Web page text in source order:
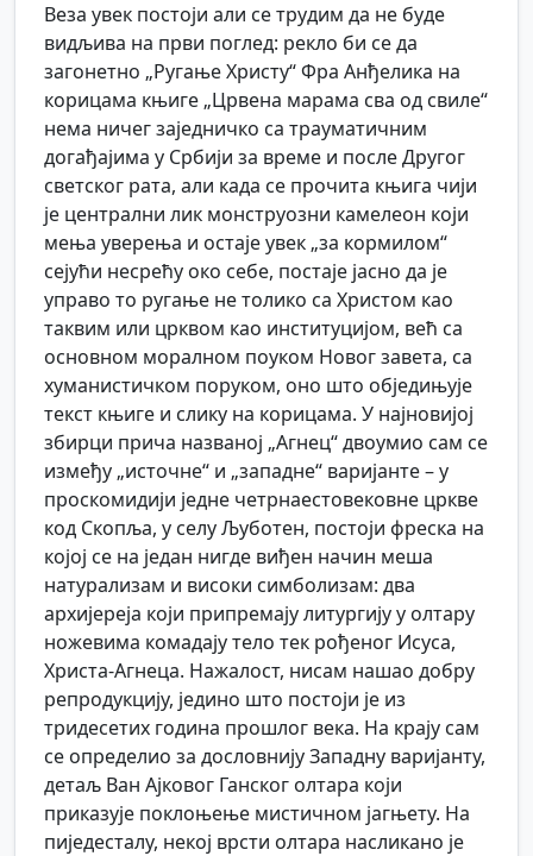
Веза увек постоји али се трудим да не буде
видљива на први поглед: рекло би се да
загонетно „Ругање Христу“ Фра Анђелика на
корицама књиге „Црвена марама сва од свиле“
нема ничег заједничко са трауматичним
догађајима у Србији за време и после Другог
светског рата, али када се прочита књига чији
је централни лик монструозни камелеон који
мења уверења и остаје увек „за кормилом“
сејући несрећу око себе, постаје јасно да је
управо то ругање не толико са Христом као
таквим или црквом као институцијом, већ са
основном моралном поуком Новог завета, са
хуманистичком поруком, оно што обједињује
текст књиге и слику на корицама. У најновијој
збирци прича названој „Агнец“ двоумио сам се
између „источне“ и „западне“ варијанте – у
проскомидији једне четрнаестовековне цркве
код Скопља, у селу Љуботен, постоји фреска на
којој се на један нигде виђен начин меша
натурализам и високи симболизам: два
архијереја који припремају литургију у олтару
ножевима комадају тело тек рођеног Исуса,
Христа-Агнеца. Нажалост, нисам нашао добру
репродукцију, једино што постоји је из
тридесетих година прошлог века. На крају сам
се определио за дословнију Западну варијанту,
детаљ Ван Ајковог Ганског олтара који
приказује поклоњење мистичном јагњету. На
пиједесталу, некој врсти олтара насликано је